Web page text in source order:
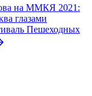
на ММКЯ 2021:
глазами
Пешеходных